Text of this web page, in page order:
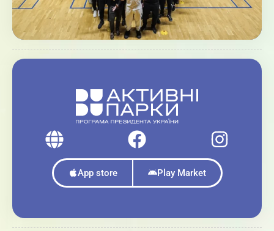
App store Play Market